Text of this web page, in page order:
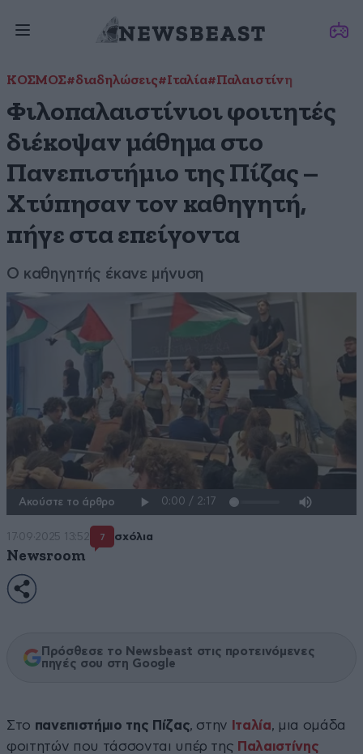
ΚΟΣΜΟΣ#διαδηλώσεις#Ιταλία#Παλαιστίνη
Φιλοπαλαιστίνιοι φοιτητές
διέκοψαν μάθημα στο
Πανεπιστήμιο της Πίζας –
Χτύπησαν τον καθηγητή,
πήγε στα επείγοντα
Ο καθηγητής έκανε μήνυση
Ακούστε το άρθρο
17·09·2025 13:52 7 σχόλια
Newsroom
Πρόσθεσε το Newsbeast στις προτεινόμενες
πηγές σου στη Google
Στο πανεπιστήμιο της Πίζας, στην Ιταλία, μια ομάδα
φοιτητών που τάσσονται υπέρ της Παλαιστίνης